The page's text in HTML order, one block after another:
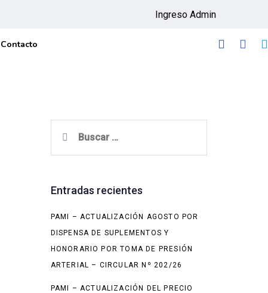
Ingreso Admin
Contacto
Entradas recientes
PAMI – ACTUALIZACIÓN AGOSTO POR
DISPENSA DE SUPLEMENTOS Y
HONORARIO POR TOMA DE PRESIÓN
ARTERIAL – CIRCULAR Nº 202/26
PAMI – ACTUALIZACIÓN DEL PRECIO